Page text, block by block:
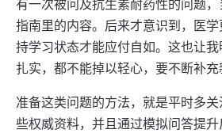
有一次被问及抗生素耐药性的问题
指南里的内容。后来才意识到，医
持学习状态才能应付自如。这也让
扎实，都不能掉以轻心，要不断补充
准备这类问题的方法，就是平时多
些权威资料，并且通过模拟问答提升